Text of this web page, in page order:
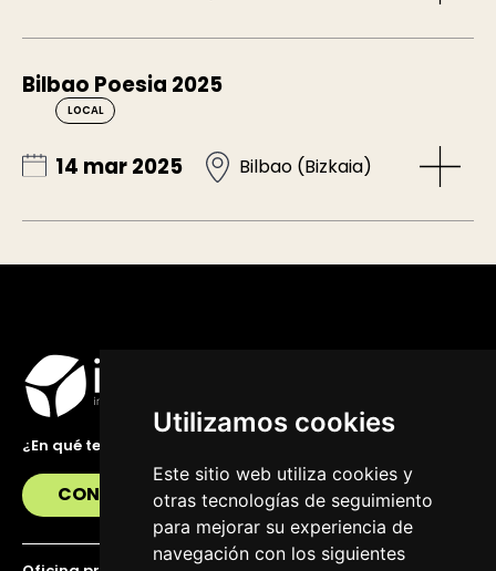
Utilizamos cookies
Este sitio web utiliza cookies y
otras tecnologías de seguimiento
para mejorar su experiencia de
navegación con los siguientes
Bilbao Poesia 2025
LOCAL
14 mar 2025 Bilbao (Bizkaia)
¿En qué te podemos ayudar?
CONTÁCTANOS